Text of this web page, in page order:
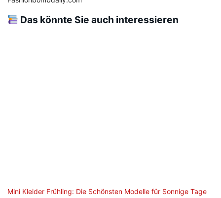
Das könnte Sie auch interessieren
Mini Kleider Frühling: Die Schönsten Modelle für Sonnige Tage